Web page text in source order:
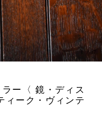
3 /17
ー〈 鏡・ディス
ィーク・ヴィンテ